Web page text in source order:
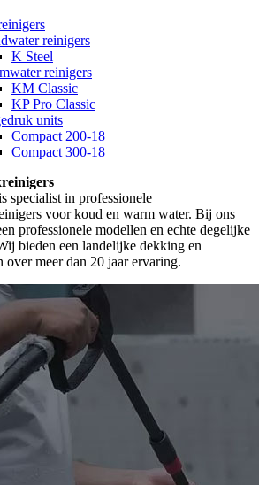
reinigers
K Steel
reinigers
KM Classic
KP Pro Classic
units
Compact 200-18
Compact 300-18
specialist in professionele
voor koud en warm water. Bij ons
professionele modellen en echte degelijke
bieden een landelijke dekking en
over meer dan 20 jaar ervaring.